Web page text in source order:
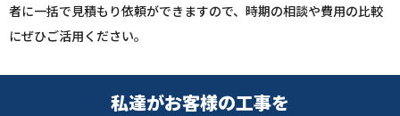
者に一括で見積もり依頼ができますので、時期の相談や費用の比較
にぜひご活用ください。
私達がお客様の工事を